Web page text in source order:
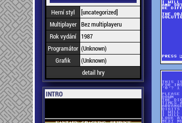
Herní styl
[uncategorized]
Multiplayer Bez multiplayeru
Rok vydání
1987
Programátor (Unknown)
Grafik
(Unknown)
detail hry
INTRO